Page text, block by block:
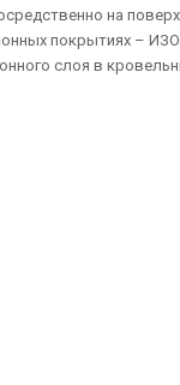
на
покрытиях –
слоя в